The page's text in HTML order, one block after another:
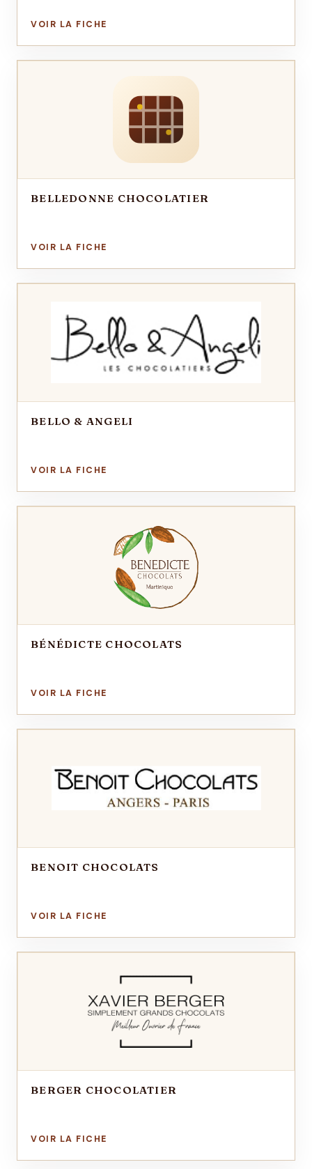
BELLEDONNE CHOCOLATIER
BELLO & ANGELI
BÉNÉDICTE CHOCOLATS
BENOIT CHOCOLATS
BERGER CHOCOLATIER